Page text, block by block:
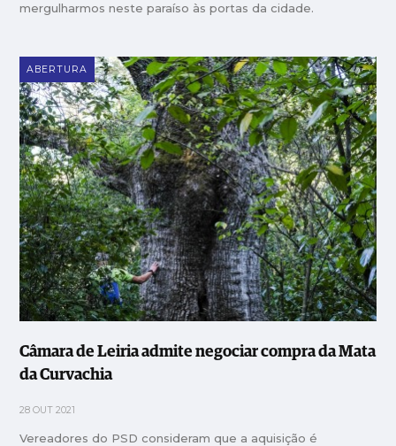
mergulharmos neste paraíso às portas da cidade.
ABERTURA
Câmara de Leiria admite negociar compra da Mata
da Curvachia
28 OUT 2021
Vereadores do PSD consideram que a aquisição é